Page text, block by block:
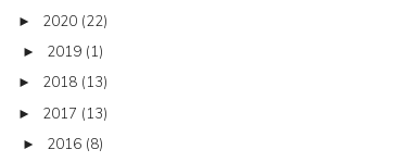
► 2020 (22)
► 2019 (1)
► 2018 (13)
► 2017 (13)
► 2016 (8)